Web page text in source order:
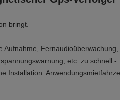
bringt.
Fernaudioüberwachung,
etc. zu schnell -.
Installation.